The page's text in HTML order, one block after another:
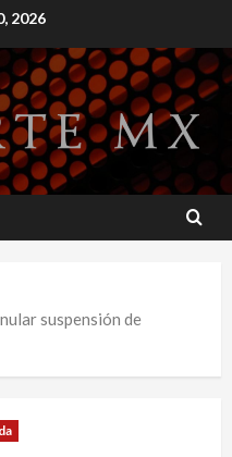
2026
suspensión de